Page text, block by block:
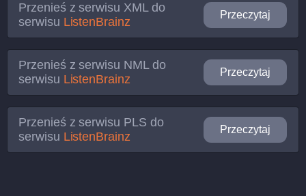
Przenieś z serwisu XMLdo
serwisu ListenBrainz
Przeczytaj
Przenieś z serwisu NMLdo
serwisu ListenBrainz
Przeczytaj
Przenieś z serwisu PLS do
serwisu ListenBrainz
Przeczytaj